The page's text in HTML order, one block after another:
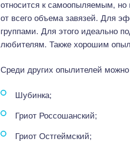
относится к самоопыляемым, но
от всего объема завязей. Для
группами. Для этого идеально
любителям. Также хорошим
Среди других опылителей
Шубинка;
Гриот Россошанский;
Гриот Остгеймский;